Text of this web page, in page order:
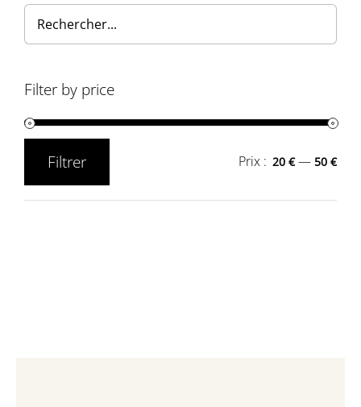
Filter by price
Filtrer Prix : 20 €—50 €